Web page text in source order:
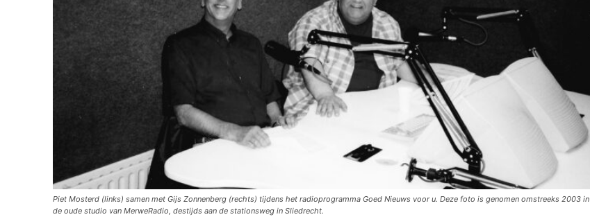
Piet Mosterd (links) samen met Gijs Zonnenberg (rechts) tijdens het radioprogramma Goed Nieuws voor u. Deze foto is genomen omstreeks 2003 in
de oude studio van MerweRadio, destijds aan de stationsweg in Sliedrecht.